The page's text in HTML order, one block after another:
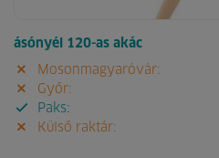
ásónyél 120-as akác
Mosonmagyaróvár:
Győr:
Paks:
Külső raktár: